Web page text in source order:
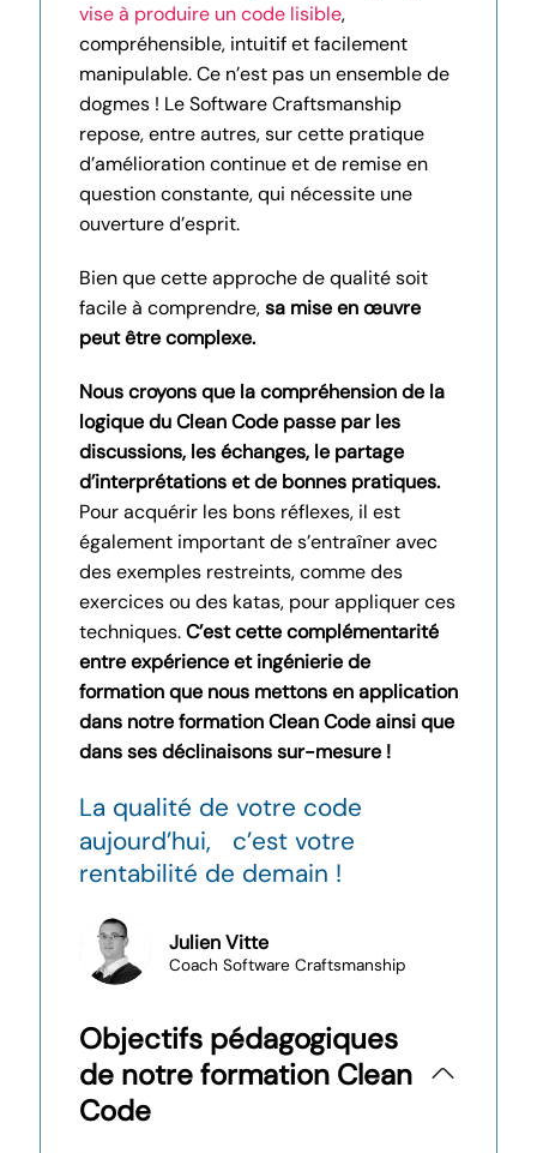
vise à produire un code lisible,
compréhensible, intuitif et facilement
manipulable. Ce n’est pas un ensemble de
dogmes ! Le Software Craftsmanship
repose, entre autres, sur cette pratique
d’amélioration continue et de remise en
question constante, qui nécessite une
ouverture d’esprit.
Bien que cette approche de qualité soit
facile à comprendre,sa mise en œuvre
peut être complexe.
Nous croyons que la compréhension de la
logique du Clean Code passe par les
discussions, les échanges, le partage
d’interprétations et de bonnes pratiques.
Pour acquérir les bons réflexes, il est
également important de s’entraîner avec
des exemples restreints, comme des
exercices ou des katas, pour appliquer ces
techniques.C’est cette complémentarité
entre expérience et ingénierie de
formation que nous mettons en application
dans notre formation Clean Code ainsi que
dans ses déclinaisons sur-mesure !
La qualité de votre code
aujourd’hui, c’est votre
rentabilité de demain !
Julien Vitte
Coach Software Craftsmanship
Objectifs pédagogiques
de notre formation Clean
Code